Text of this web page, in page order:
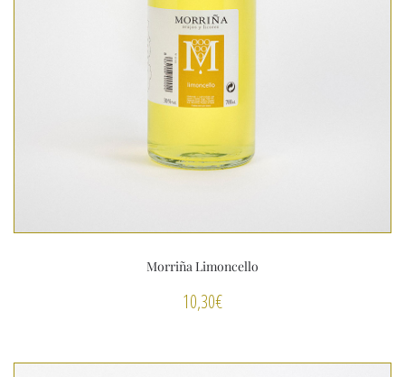
Morriña Limoncello
10,30€